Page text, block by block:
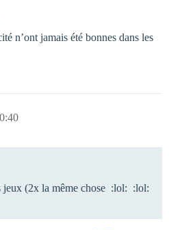
n’ont jamais été bonnes dans les
jeux (2x la même chose :lol: :lol: